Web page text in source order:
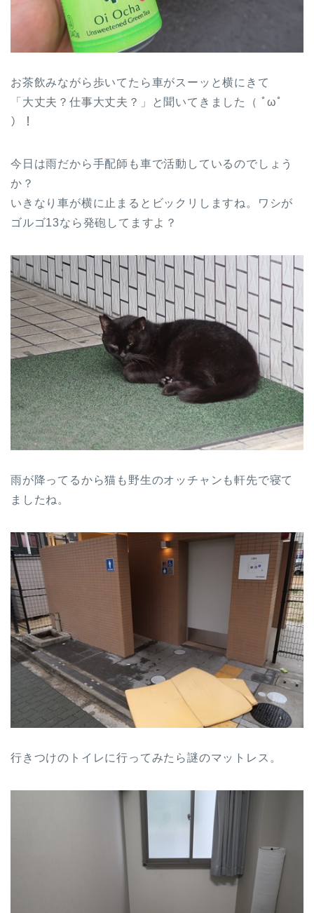
お茶飲みながら歩いてたら車がスーッと横にきて
「大丈夫？仕事大丈夫？」と聞いてきました（ ﾟωﾟ
）！
今日は雨だから手配師も車で活動しているのでしょう
か？
いきなり車が横に止まるとビックリしますね。ワシが
ゴルゴ13なら発砲してますよ？
雨が降ってるから猫も野生のオッチャンも軒先で寝て
ましたね。
行きつけのトイレに行ってみたら謎のマットレス。